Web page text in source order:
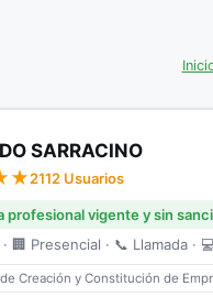
SARRACINO
2112 Usuarios
profesional vigente y sin
· 🏢 Presencial · 📞 Llamada ·
Creación y Constitución de